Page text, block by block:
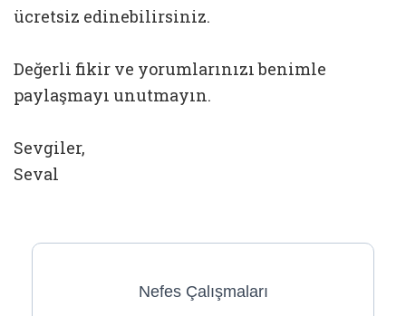
ücretsiz edinebilirsiniz.
Değerli fikir ve yorumlarınızı benimle
paylaşmayı unutmayın.
Sevgiler,
Seval